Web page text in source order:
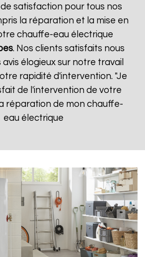
satisfaction pour tous nos
la réparation et la mise en
chauffe-eau électrique
. Nos clients satisfaits nous
élogieux sur notre travail
rapidité d'intervention. "Je
de l'intervention de votre
réparation de mon chauffe-
eau électrique